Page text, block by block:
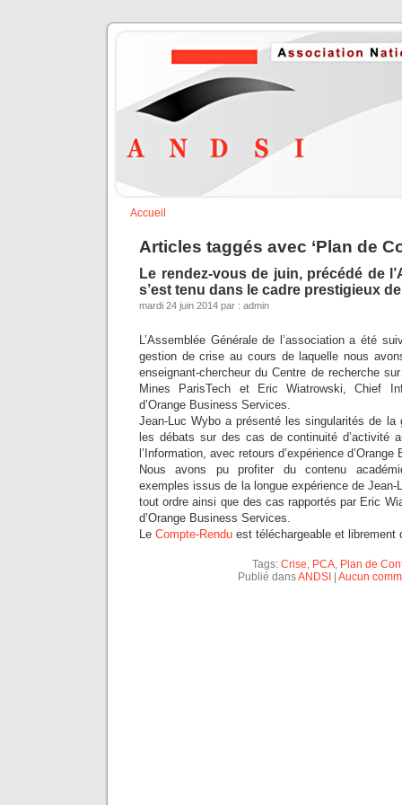
Accueil
Articles taggés avec ‘Plan de
Le rendez-vous de juin, précédé de
s’est tenu dans le cadre prestigieux
mardi 24 juin 2014 par : admin
L’Assemblée Générale de l’association a été
gestion de crise au cours de laquelle nous
enseignant-chercheur du Centre de recherche
Mines ParisTech et Eric Wiatrowski, Chief
d’Orange Business Services.
Jean-Luc Wybo a présenté les singularités de
les débats sur des cas de continuité d’activité
l’Information, avec retours d’expérience
Nous avons pu profiter du contenu
exemples issus de la longue expérience de
tout ordre ainsi que des cas rapportés par Eric
d’Orange Business Services.
Le Compte-Rendu est téléchargeable et librement
Tags: Crise, PCA, Plan de
Publié dansANDSI Aucun